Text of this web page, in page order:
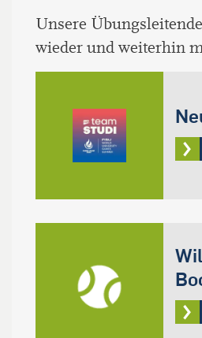
Unsere
wieder und weiterhin